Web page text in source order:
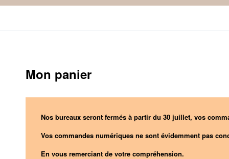
Mon panier
Nos bureaux seront fermés à partir du 30 juillet, vos
Vos commandes numériques ne sont évidemment pas
En vous remerciant de votre compréhension.